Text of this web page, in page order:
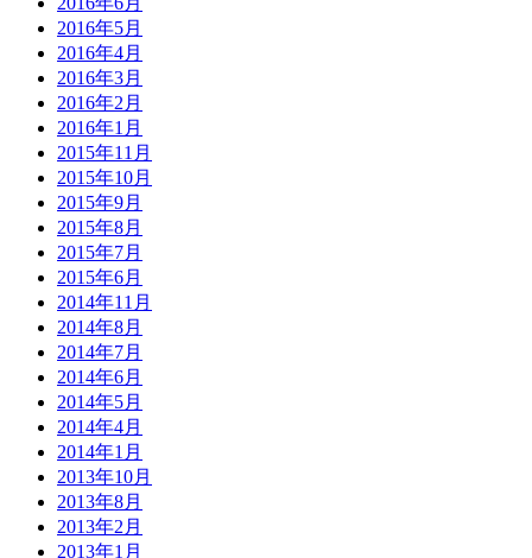
2016年5月
2016年4月
2016年3月
2016年2月
2016年1月
2015年11月
2015年10月
2015年9月
2015年8月
2015年7月
2015年6月
2014年11月
2014年8月
2014年7月
2014年6月
2014年5月
2014年4月
2014年1月
2013年10月
2013年8月
2013年2月
2013年1月